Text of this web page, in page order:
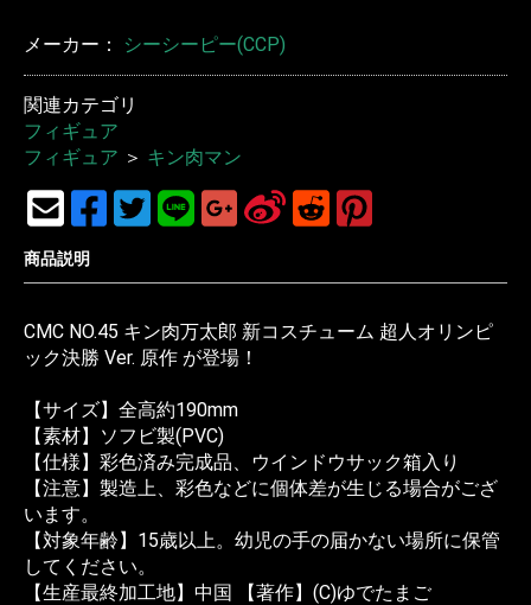
メーカー： シーシーピー(CCP)
関連カテゴリ
フィギュア
フィギュア ＞ キン肉マン
商品説明
CMC NO.45 キン肉万太郎 新コスチューム 超人オリンピ
ック決勝 Ver. 原作 が登場！
【サイズ】全高約190mm
【素材】ソフビ製(PVC)
【仕様】彩色済み完成品、ウインドウサック箱入り
【注意】製造上、彩色などに個体差が生じる場合がござ
います。
【対象年齢】15歳以上。幼児の手の届かない場所に保管
してください。
【生産最終加工地】中国 【著作】(C)ゆでたまご